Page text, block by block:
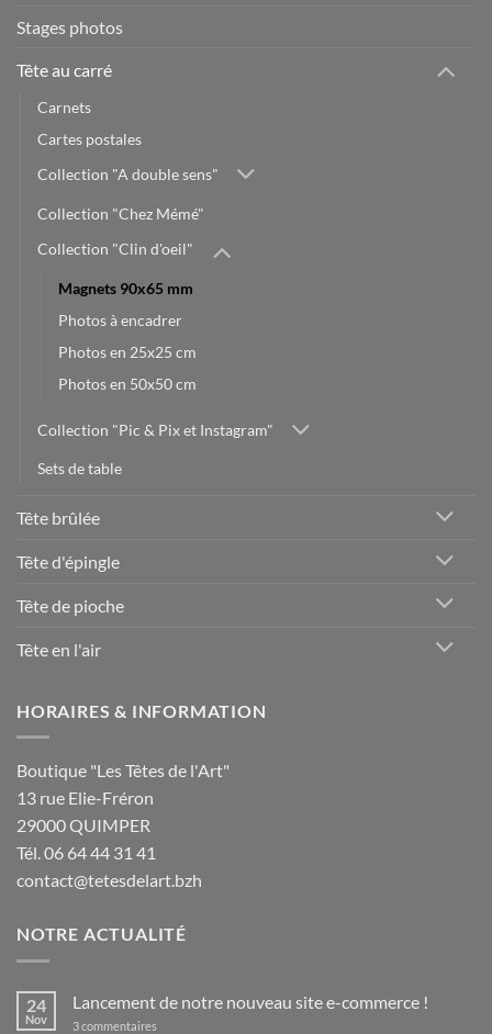
Stages photos
Tête au carré
Carnets
Cartes postales
Collection "A double sens"
Collection "Chez Mémé"
Collection "Clin d'oeil"
Magnets 90x65 mm
Photos à encadrer
Photos en 25x25 cm
Photos en 50x50 cm
Collection "Pic & Pix et Instagram"
Sets de table
Tête brûlée
Tête d'épingle
Tête de pioche
Tête en l'air
HORAIRES & INFORMATION
Boutique "Les Têtes de l'Art"
13 rue Elie-Fréron
29000 QUIMPER
Tél. 06 64 44 31 41
contact@tetesdelart.bzh
NOTRE ACTUALITÉ
24
Nov
Lancement de notre nouveau site e-commerce !
3 commentaires